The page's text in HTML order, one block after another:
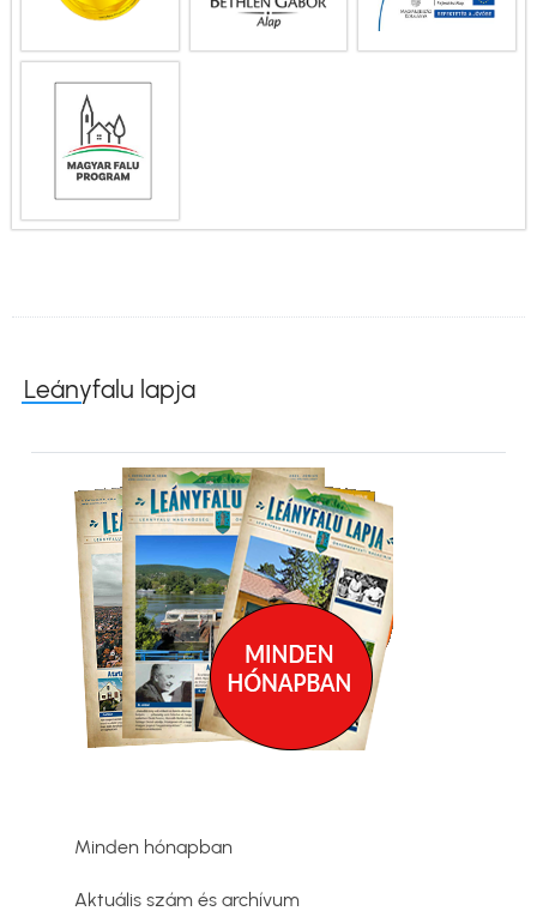
Leányfalu lapja
Minden hónapban
Aktuális szám és archívum